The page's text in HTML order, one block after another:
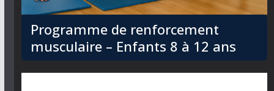
Programme de renforcement
musculaire – Enfants 8 à 12 ans